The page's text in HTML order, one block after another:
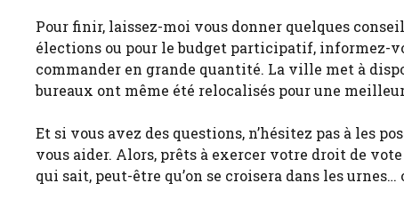
Pour finir, laissez-moi vous donner quelques
élections ou pour le budget participatif, informez-
commander en grande quantité. La ville met à
bureaux ont même été relocalisés pour une
Et si vous avez des questions, n’hésitez pas à les
vous aider. Alors, prêts à exercer votre droit de
qui sait, peut-être qu’on se croisera dans les